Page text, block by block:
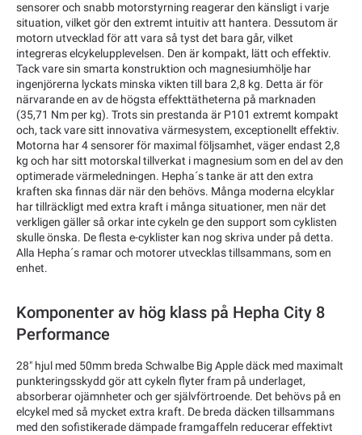
sensorer och snabb motorstyrning reagerar den känsligt i varje
situation, vilket gör den extremt intuitiv att hantera. Dessutom är
motorn utvecklad för att vara så tyst det bara går, vilket
integreras elcykelupplevelsen. Den är kompakt, lätt och effektiv.
Tack vare sin smarta konstruktion och magnesiumhölje har
ingenjörerna lyckats minska vikten till bara 2,8 kg. Detta är för
närvarande en av de högsta effekttätheterna på marknaden
(35,71 Nm per kg). Trots sin prestanda är P101 extremt kompakt
och, tack vare sitt innovativa värmesystem, exceptionellt effektiv.
Motorna har 4 sensorer för maximal följsamhet, väger endast 2,8
kg och har sitt motorskal tillverkat i magnesium som en del av den
optimerade värmeledningen. Hepha´s tanke är att den extra
kraften ska finnas där när den behövs. Många moderna elcyklar
har tillräckligt med extra kraft i många situationer, men när det
verkligen gäller så orkar inte cykeln ge den support som cyklisten
skulle önska. De flesta e-cyklister kan nog skriva under på detta.
Alla Hepha´s ramar och motorer utvecklas tillsammans, som en
enhet.
Komponenter av hög klass på Hepha City 8
Performance
28" hjul med 50mm breda Schwalbe Big Apple däck med maximalt
punkteringsskydd gör att cykeln flyter fram på underlaget,
absorberar ojämnheter och ger självförtroende. Det behövs på en
elcykel med så mycket extra kraft. De breda däcken tillsammans
med den sofistikerade dämpade framgaffeln reducerar effektivt